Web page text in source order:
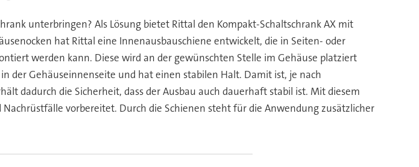
unterbringen? Als Lösung bietet Rittal den Kompakt-Schaltschrank AX mit
hat Rittal eine Innenausbauschiene entwickelt, die in Seiten- oder
werden kann. Diese wird an der gewünschten Stelle im Gehäuse platziert
der Gehäuseinnenseite und hat einen stabilen Halt. Damit ist, je nach
dadurch die Sicherheit, dass der Ausbau auch dauerhaft stabil ist. Mit diesem
vorbereitet. Durch die Schienen steht für die Anwendung zusätzlicher